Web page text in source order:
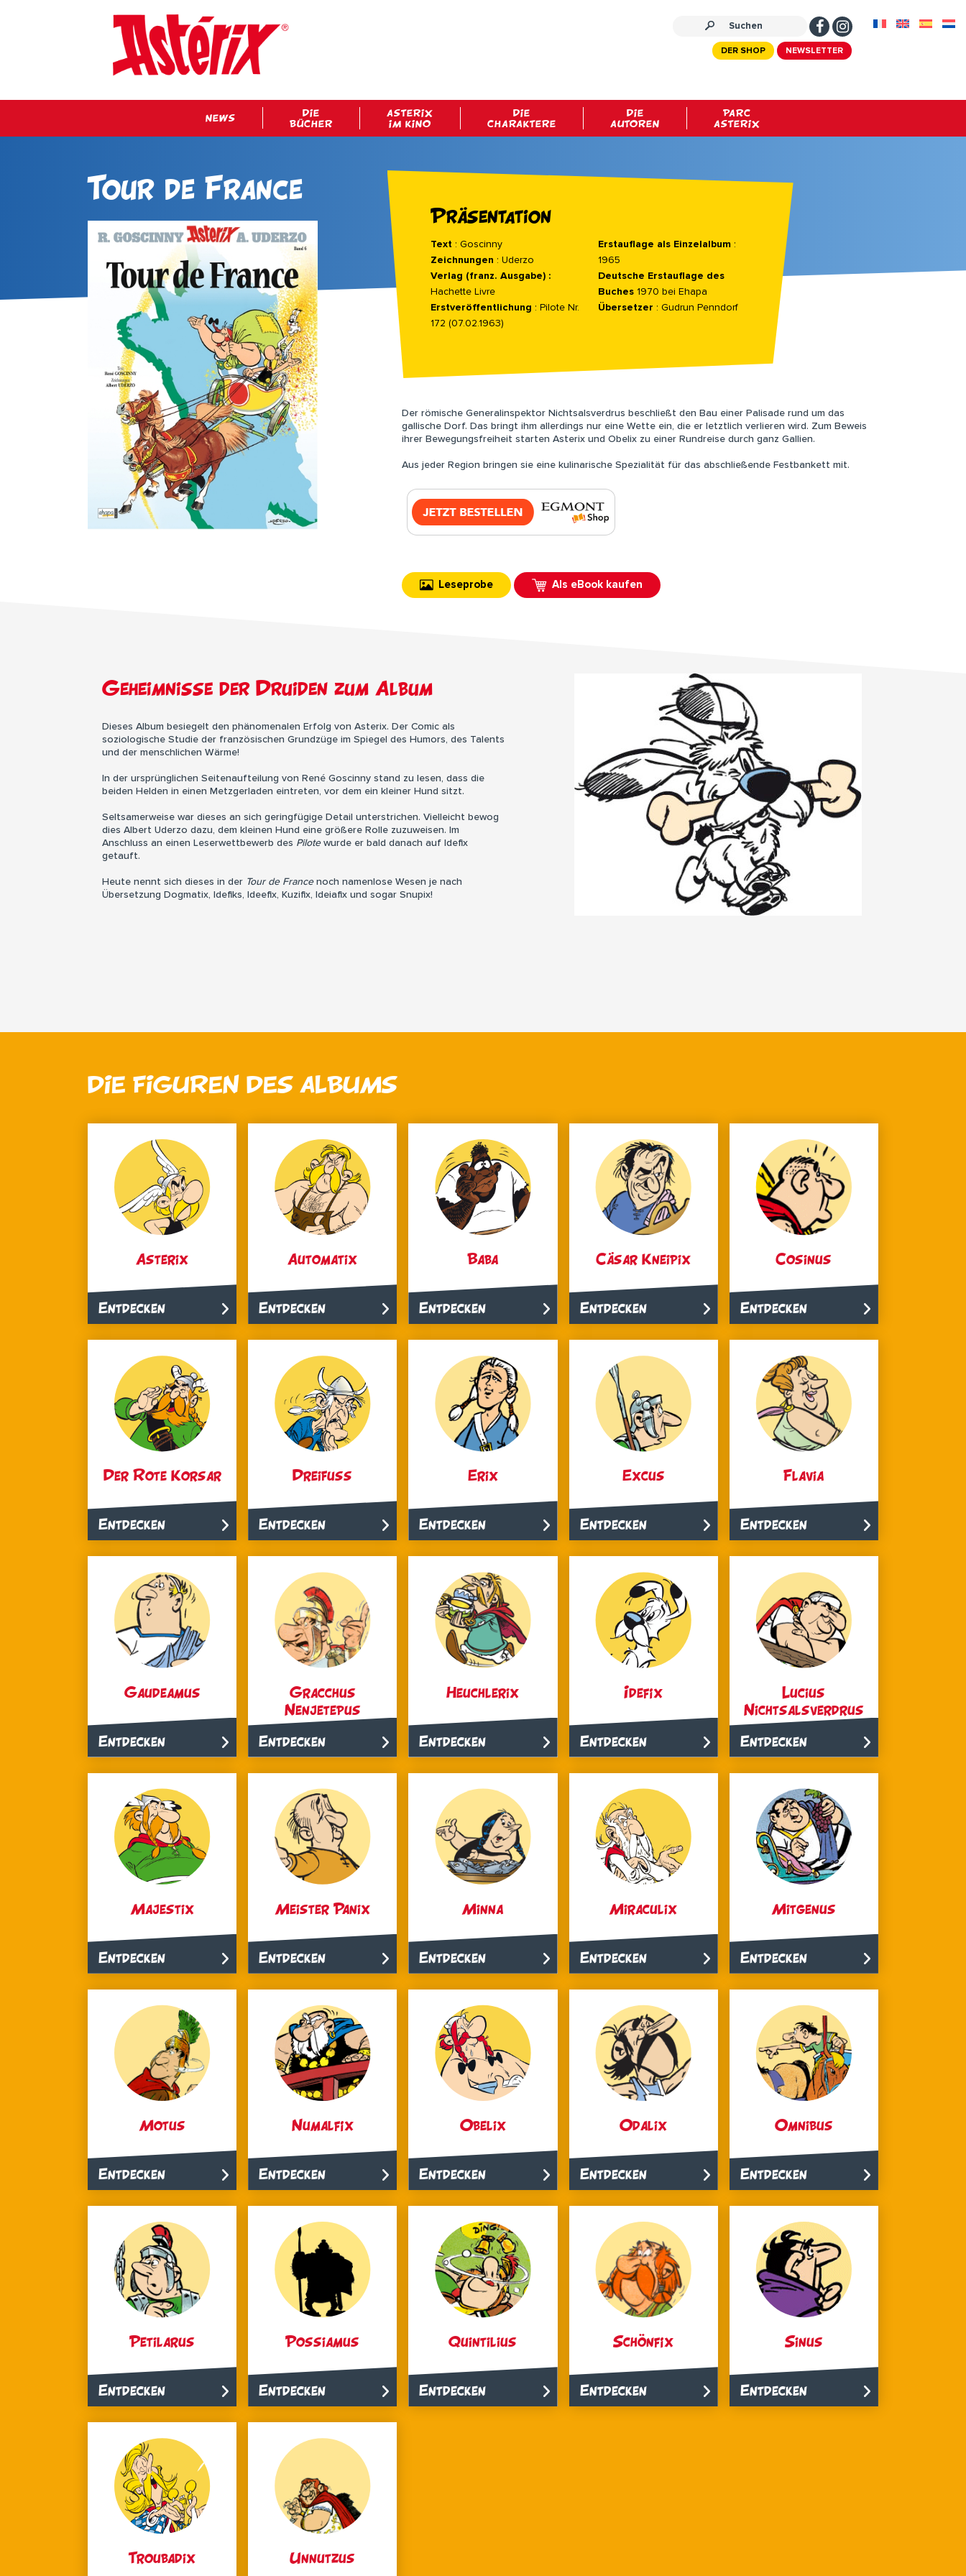
NEWSLETTER
DER SHOP
NEWS
DIE
BÜCHER
ASTERIX
IM KINO
DIE
CHARAKTERE
DIE
AUTOREN
PARC
ASTERIX
Tour de France
Präsentation
Text : Goscinny
Zeichnungen : Uderzo
Verlag (franz. Ausgabe) :
Hachette Livre
Erstveröffentlichung : Pilote Nr.
172 (07.02.1963)
Erstauflage als Einzelalbum:
1965
Deutsche Erstauflage des
Buches1970 bei Ehapa
Übersetzer : Gudrun Penndorf
Der römische Generalinspektor Nichtsalsverdrus beschließt den Bau einer Palisade rund um das
gallische Dorf. Das bringt ihm allerdings nur eine Wette ein, die er letztlich verlieren wird. Zum Beweis
ihrer Bewegungsfreiheit starten Asterix und Obelix zu einer Rundreise durch ganz Gallien.
Aus jeder Region bringen sie eine kulinarische Spezialität für das abschließende Festbankett mit.
Leseprobe Als eBook kaufen
Geheimnisse der Druiden zum Album
Dieses Album besiegelt den phänomenalen Erfolg von Asterix. Der Comic als
soziologische Studie der französischen Grundzüge im Spiegel des Humors, des Talents
und der menschlichen Wärme!
In der ursprünglichen Seitenaufteilung von René Goscinny stand zu lesen, dass die
beiden Helden in einen Metzgerladen eintreten, vor dem ein kleiner Hund sitzt.
Seltsamerweise war dieses an sich geringfügige Detail unterstrichen. Vielleicht bewog
dies Albert Uderzo dazu, dem kleinen Hund eine größere Rolle zuzuweisen. Im
Anschluss an einen Leserwettbewerb des Pilotewurde er bald danach auf Idefix
getauft.
Heute nennt sich dieses in der Tour de Francenoch namenlose Wesen je nach
Übersetzung Dogmatix, Idefiks, Ideefix, Kuzifix, Ideiafix und sogar Snupix!
DIE FIGUREN DES ALBUMS
Asterix
Entdecken
Automatix
Entdecken
Baba
Entdecken
Cäsar Kneipix
Entdecken
Cosinus
Entdecken
Der Rote Korsar
Entdecken
Dreifuss
Entdecken
Erix
Entdecken
Excus
Entdecken
Flavia
Entdecken
Gaudeamus
Entdecken
Gracchus
Nenjetepus
Entdecken
Heuchlerix
Entdecken
Idefix
Entdecken
Lucius
Nichtsalsverdrus
Entdecken
Majestix
Entdecken
Meister Panix
Entdecken
Minna
Entdecken
Miraculix
Entdecken
Mitgenus
Entdecken
Motus
Entdecken
Numalfix
Entdecken
Obelix
Entdecken
Odalix
Entdecken
Omnibus
Entdecken
Petilarus
Entdecken
Possiamus
Entdecken
Quintilius
Entdecken
Schönfix
Entdecken
Sinus
Entdecken
Troubadix Unnutzus